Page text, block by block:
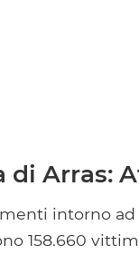
di Arras:
intorno ad
158.660